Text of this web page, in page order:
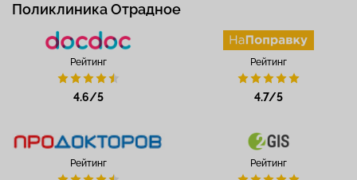
Поликлиника Отрадное
Рейтинг
4.6/5
Рейтинг
4.7/5
Рейтинг Рейтинг